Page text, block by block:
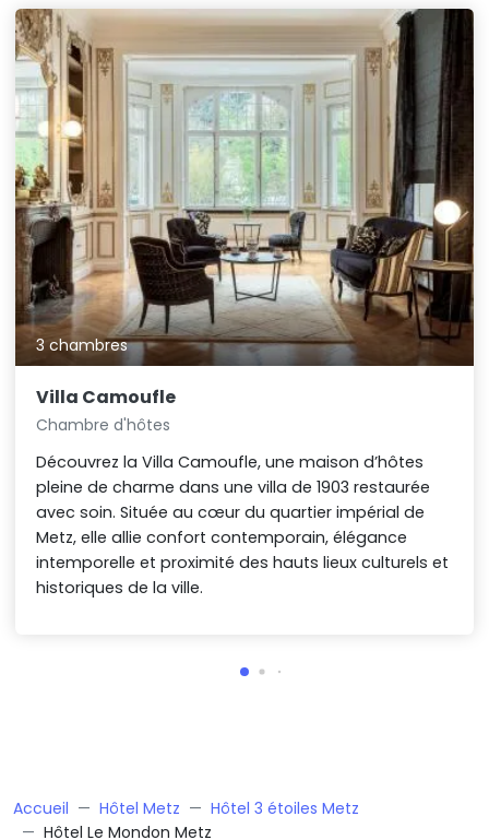
3 chambres
Villa Camoufle
Chambre d'hôtes
Découvrez la Villa Camoufle, une maison d’hôtes
pleine de charme dans une villa de 1903 restaurée
avec soin. Située au cœur du quartier impérial de
Metz, elle allie confort contemporain, élégance
intemporelle et proximité des hauts lieux culturels et
historiques de la ville.
Accueil Hôtel Metz
Hôtel 3 étoiles Metz
Hôtel Le Mondon Metz